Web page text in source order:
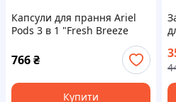
Капсули для прання Ariel
Pods 3 в 1 "Fresh Breeze
766₴
Купити